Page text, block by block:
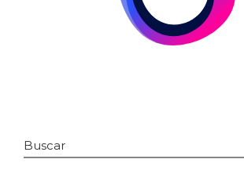
Buscar